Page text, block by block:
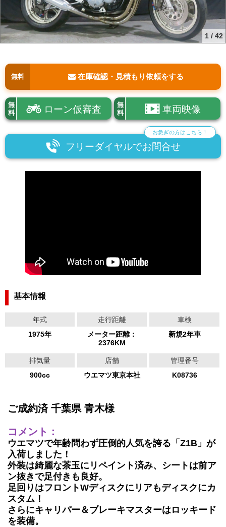
1 / 42
無料 在庫確認・見積もり依頼をする
無
料
ローン仮審査
無
料
車両映像
フリーダイヤルでお問合せ
お急ぎの方はこちら！
基本情報
年式
1975年
走行距離
メーター距離：
2376KM
車検
新規2年車
排気量
900cc
店舗
ウエマツ東京本社
管理番号
K08736
ご成約済 千葉県 青木様
コメント：
ウエマツで年齢問わず圧倒的人気を誇る「Z1B」が
入荷しました！
外装は綺麗な茶玉にリペイント済み、シートは前ア
ン抜きで足付きも良好。
足回りはフロントWディスクにリアもディスクにカ
スタム！
さらにキャリパー＆ブレーキマスターはロッキード
を装備。